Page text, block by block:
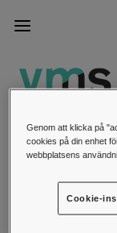
Genom att klicka på
cookies på din enhet
webbplatsens
Cookie-